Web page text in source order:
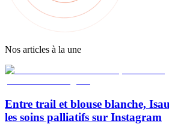
Nos articles à la une
Entre trail et blouse blanche,
les soins palliatifs sur Instagram